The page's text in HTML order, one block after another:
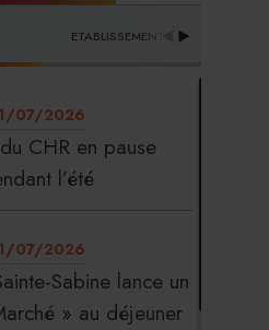
ETABLISSEMENTS
07/2026
CHR en pause
l’été
07/2026
Sabine lance un
» au déjeuner